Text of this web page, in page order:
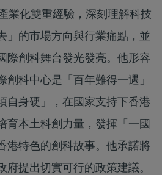
業化雙重經驗，深刻理解科技
」的市場方向與行業痛點，並
際創科舞台發光發亮。他形容
創科中心是「百年難得一遇」
自身硬」，在國家支持下香港
育本土科創力量，發揮「一國
港特色的創科故事。他承諾將
府提出切實可行的政策建議。